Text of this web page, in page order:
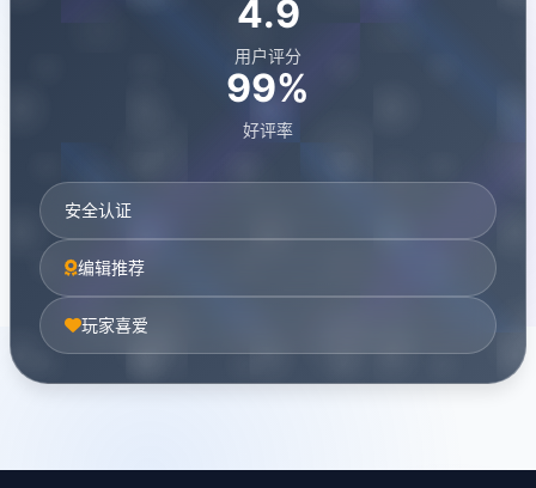
4.9
用户评分
99%
好评率
安全认证
编辑推荐
玩家喜爱